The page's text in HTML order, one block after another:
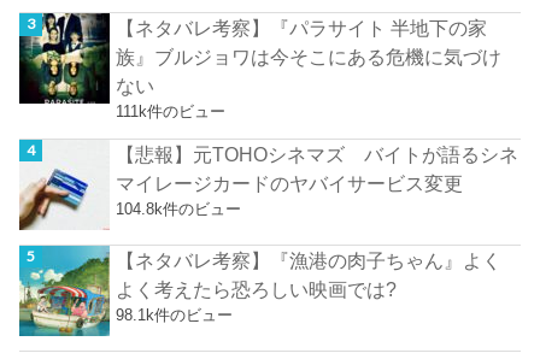
【ネタバレ考察】『パラサイト 半地下の家
族』ブルジョワは今そこにある危機に気づけ
ない
111k件のビュー
【悲報】元TOHOシネマズ バイトが語るシネ
マイレージカードのヤバイサービス変更
104.8k件のビュー
【ネタバレ考察】『漁港の肉子ちゃん』よく
よく考えたら恐ろしい映画では?
98.1k件のビュー